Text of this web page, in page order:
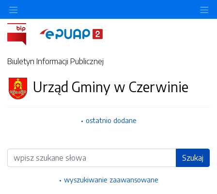
Biuletyn Informacji Publicznej
Urząd Gminy w Czerwinie
ostatnio dodane
Wyszukiwarka Szukaj
wyszukiwanie zaawansowane